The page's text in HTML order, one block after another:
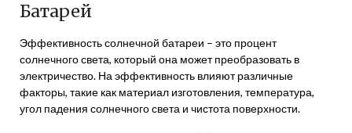
Батарей
Эффективность солнечной батареи – это процент
солнечного света, который она может преобразовать в
электричество. На эффективность влияют различные
факторы, такие как материал изготовления, температура,
угол падения солнечного света и чистота поверхности.